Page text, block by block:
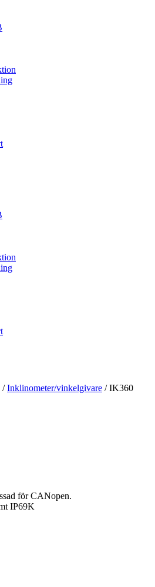
Se alla leverantörer
Gäng- och borrenheter
ställdon
/Inklinometer/vinkelgivare /IK360
för CANopen.
IP69K